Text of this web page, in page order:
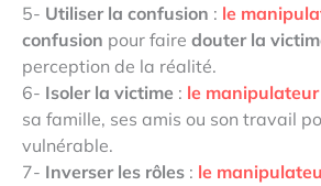
5- Utiliser la confusion : le
confusion pour faire douter la
perception de la réalité.
6- Isoler la victime : le manipulateur
sa famille, ses amis ou son travail
vulnérable.
7- Inverser les rôles : le